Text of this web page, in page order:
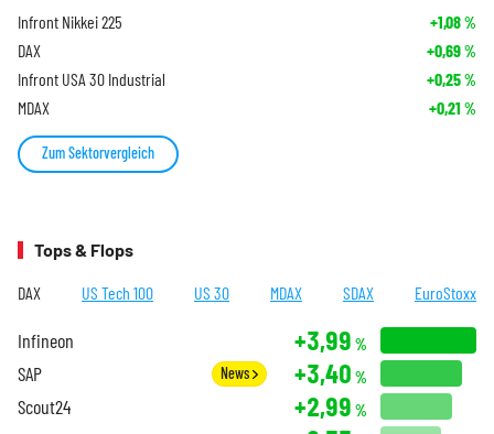
Infront Nikkei 225 +1,08%
DAX +0,69%
Infront USA 30 Industrial +0,25%
MDAX +0,21 %
Zum Sektorvergleich
Tops & Flops
DAX US Tech 100 US 30 MDAX SDAX EuroStoxx
Infineon +3,99 %
SAP News +3,40 %
Scout24 +2,99 %